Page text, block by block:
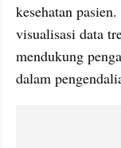
kesehatan
visualisasi data
mendukung
dalam